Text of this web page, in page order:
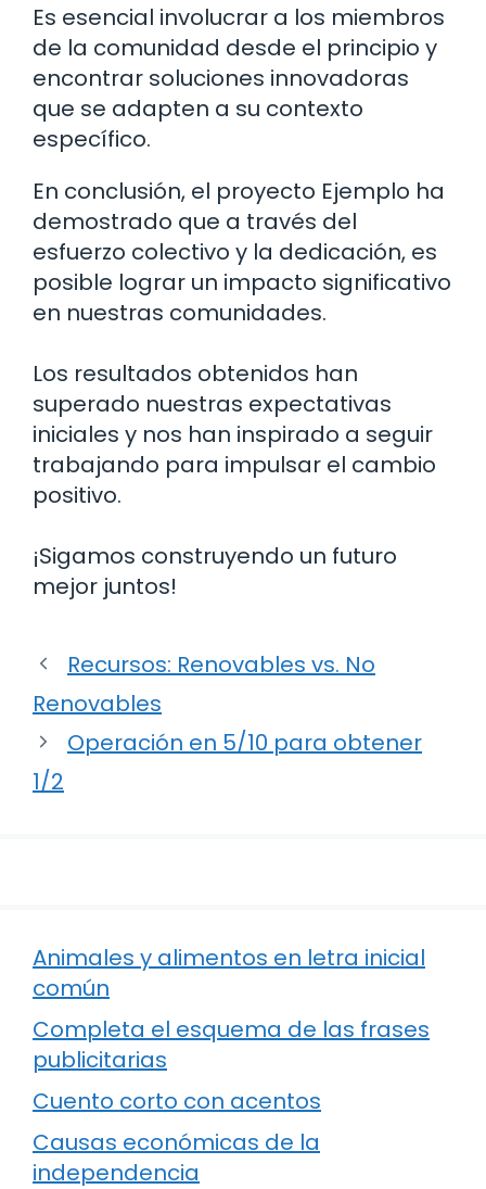
Es esencial involucrar a los miembros
de la comunidad desde el principio y
encontrar soluciones innovadoras
que se adapten a su contexto
específico.
En conclusión, el proyecto Ejemplo ha
demostrado que a través del
esfuerzo colectivo y la dedicación, es
posible lograr un impacto significativo
en nuestras comunidades.
Los resultados obtenidos han
superado nuestras expectativas
iniciales y nos han inspirado a seguir
trabajando para impulsar el cambio
positivo.
¡Sigamos construyendo un futuro
mejor juntos!
Recursos: Renovables vs. No
Renovables
Operación en 5/10 para obtener
1/2
Animales y alimentos en letra inicial
común
Completa el esquema de las frases
publicitarias
Cuento corto con acentos
Causas económicas de la
independencia